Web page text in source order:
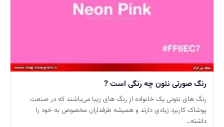
رنگ صورتی نئون چه رنگی است ?
رنگ های نئونی یک خانواده از رنگ های زیبا می‌باشند که در صنعت
پوشاک کاربرد زیادی دارند و همیشه طرفداران مخصوص به خود را
داشته…